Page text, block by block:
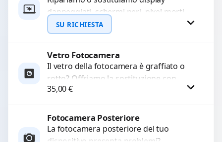
danneggiati, schermi neri, pixel morti,
righe sullo schermo, vetro incrinato,
LCD rotto, aloni o colori sbiaditi,...
SU RICHIESTA
Richiedi Preventivo
WhatsApp
Vetro Fotocamera
Il vetro della fotocamera è graffiato o
rotto? Offriamo la sostituzione con
ricambi di alta qualità garantiti per 3
35,00€
Procedi
Fotocamera Posteriore
La fotocamera posteriore del tuo